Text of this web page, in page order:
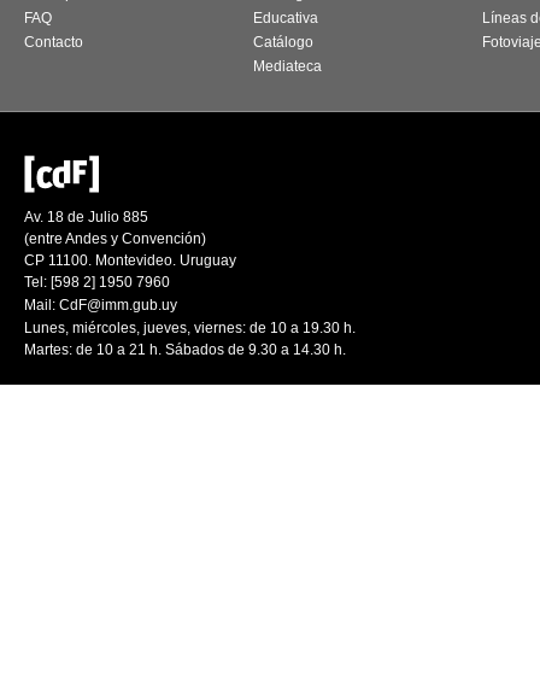
FAQ
Contacto
Educativa
Catálogo
Mediateca
Líneas
Av. 18 de Julio 885
(entre Andes y Convención)
CP 11100. Montevideo. Uruguay
Tel: [598 2] 1950 7960
Mail: CdF@imm.gub.uy
Lunes, miércoles, jueves, viernes: de 10 a 19.30 h.
Martes: de 10 a 21 h. Sábados de 9.30 a 14.30 h.